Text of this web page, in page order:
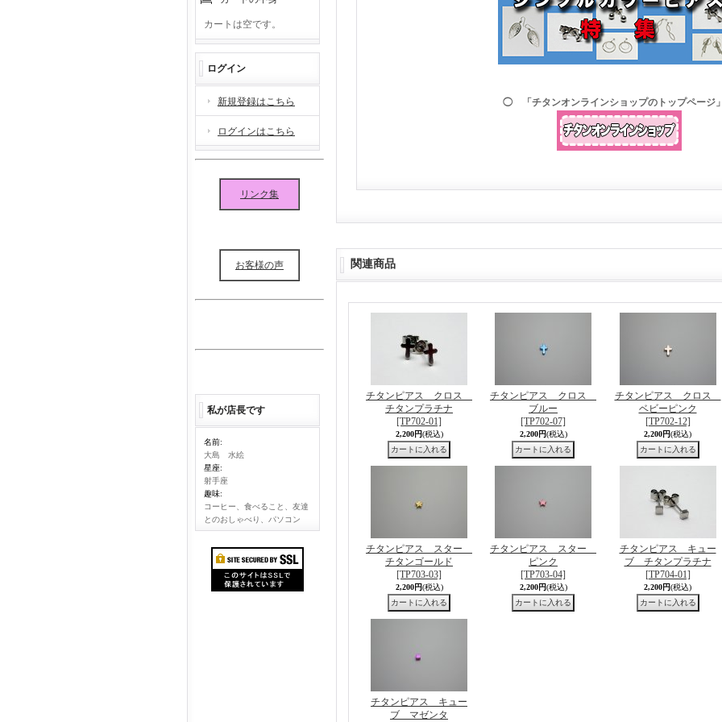
カートは空です。
ログイン
新規登録はこちら
ログインはこちら
リンク集
お客様の声
私が店長です
名前:
大島 水絵
星座:
射手座
趣味:
コーヒー、食べること、友達
とのおしゃべり、パソコン
◯ 「チタンオンラインショップのトップページ
関連商品
チタンピアス クロス
チタンプラチナ
[TP702-01]
2,200円(税込)
チタンピアス クロス
ブルー
[TP702-07]
2,200円(税込)
チタンピアス クロス
ベビーピンク
[TP702-12]
2,200円(税込)
チタンピアス スター
チタンゴールド
[TP703-03]
2,200円(税込)
チタンピアス スター
ピンク
[TP703-04]
2,200円(税込)
チタンピアス キュー
ブ チタンプラチナ
[TP704-01]
2,200円(税込)
チタンピアス キュー
ブ マゼンタ